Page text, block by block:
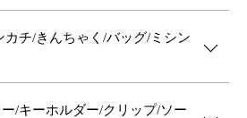
チ/きんちゃく/バッグ/ミシン
/キーホルダー/クリップ/ソー